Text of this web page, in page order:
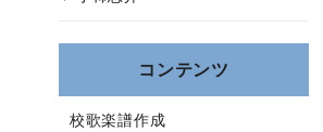
コンテンツ
校歌楽譜作成